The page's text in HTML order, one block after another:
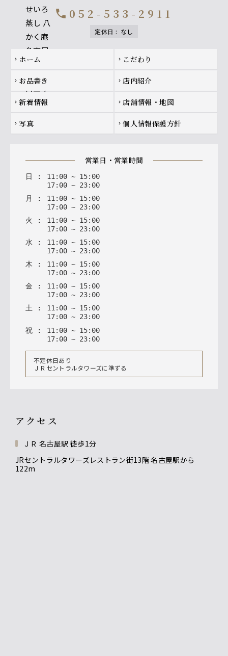
call 052-533-2911
定休日 : なし
Footer navigation
chevron_right ホーム chevron_right こだわり
chevron_right お品書き chevron_right 店内紹介
chevron_right 新着情報 chevron_right 店舗情報・地図
chevron_right 写真 chevron_right 個人情報保護方針
営業日・営業時間
日 : 11 : 00 ~ 15: 00
17: 00 ~ 23: 00
月
: 11 : 00 ~ 15: 00
17: 00 ~ 23: 00
火
: 11 : 00 ~ 15: 00
17: 00 ~ 23: 00
水 : 11 : 00 ~ 15: 00
17: 00 ~ 23: 00
木 : 11 : 00 ~ 15: 00
17: 00 ~ 23: 00
金 : 11: 00 ~ 15: 00
17: 00 ~ 23: 00
土 : 11: 00 ~ 15: 00
17: 00 ~ 23: 00
祝 : 11 : 00 ~ 15: 00
17: 00 ~ 23: 00
不定休日あり
ＪＲセントラルタワーズに準ずる
アクセス
ＪＲ 名古屋駅 徒歩1分
JRセントラルタワーズレストラン街13階 名古屋駅から
122m